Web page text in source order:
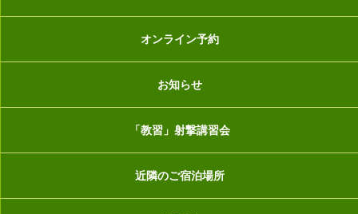
オンライン予約
お知らせ
「教習」射撃講習会
近隣のご宿泊場所